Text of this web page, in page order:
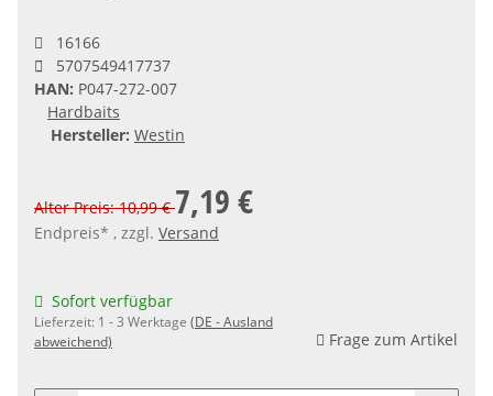
16166
5707549417737
HAN: P047-272-007
Hardbaits
Hersteller: Westin
Alter Preis: 10,99 €7,19 €
Endpreis* , zzgl. Versand
Sofort verfügbar
Lieferzeit: 1 - 3 Werktage (DE - Ausland
abweichend)
Frage zum Artikel